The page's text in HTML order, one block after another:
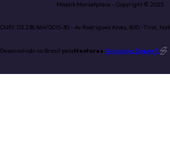
Mozaik Marketplace - Copyright © 2025.
CNPJ: 03.238.864/0015-30 - Av Rodrigues Alves, 800 -Tirol,
Desenvolvido no Brasil pelaMentores.Tecnologia Super 1.